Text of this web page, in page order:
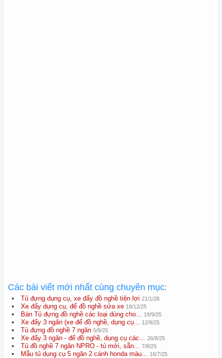
Các bài viết mới nhất cùng chuyên mục:
Tủ đựng dụng cụ, xe đẩy đồ nghề tiện lợi 21/1/26
Xe đẩy dụng cụ, để đồ nghề sửa xe 18/12/25
Bán Tủ đựng đồ nghề các loại dùng cho... 19/9/25
Xe đẩy 3 ngăn (xe để đồ nghề, dụng cụ... 12/9/25
Tủ đựng đồ nghề 7 ngăn 5/9/25
Xe đẩy 3 ngăn - để đồ nghề, dụng cụ các... 26/8/25
Tủ đồ nghề 7 ngăn NPRO - tủ mới, sẵn... 7/8/25
Mẫu tủ dụng cụ 5 ngăn 2 cánh honda màu... 16/7/25